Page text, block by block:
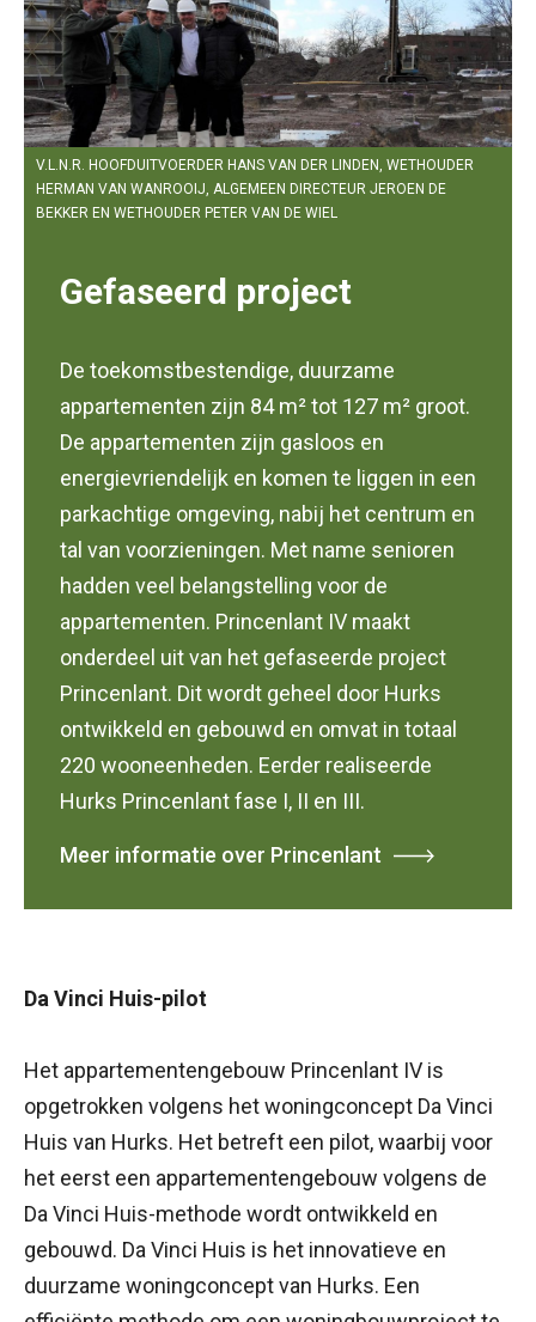
V.L.N.R. HOOFDUITVOERDER HANS VAN DER LINDEN, WETHOUDER
HERMAN VAN WANROOIJ, ALGEMEEN DIRECTEUR JEROEN DE
BEKKER EN WETHOUDER PETER VAN DE WIEL
Gefaseerd project
De toekomstbestendige, duurzame
appartementen zijn 84 m² tot 127 m² groot.
De appartementen zijn gasloos en
energievriendelijk en komen te liggen in een
parkachtige omgeving, nabij het centrum en
tal van voorzieningen. Met name senioren
hadden veel belangstelling voor de
appartementen. Princenlant IV maakt
onderdeel uit van het gefaseerde project
Princenlant. Dit wordt geheel door Hurks
ontwikkeld en gebouwd en omvat in totaal
220 wooneenheden. Eerder realiseerde
Hurks Princenlant fase I, II en III.
Meer informatie over Princenlant
Da Vinci Huis-pilot
Het appartementengebouw Princenlant IV is
opgetrokken volgens het woningconcept Da Vinci
Huis van Hurks. Het betreft een pilot, waarbij voor
het eerst een appartementengebouw volgens de
Da Vinci Huis-methode wordt ontwikkeld en
gebouwd. Da Vinci Huis is het innovatieve en
duurzame woningconcept van Hurks. Een